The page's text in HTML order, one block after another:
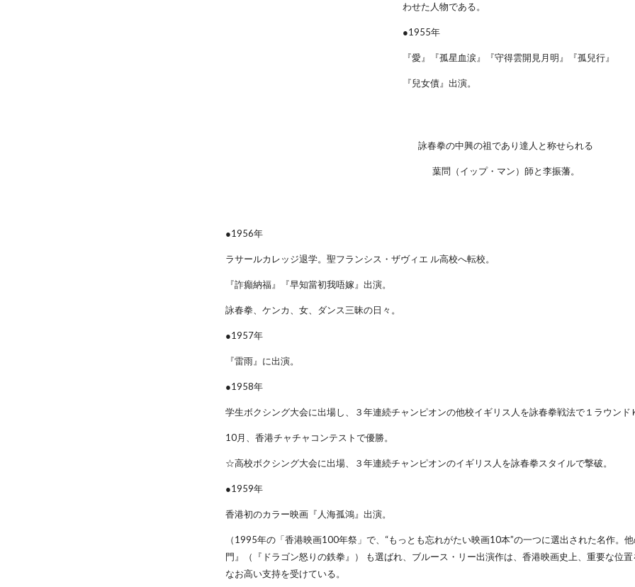
わせた人物である。
●1955年
『愛』『孤星血涙』『守得雲開見月明』『孤兒行』
『兒女債』出演。
詠春拳の中興の祖であり達人と称せられる
葉問（イップ・マン）師と李振藩。
●1956年
ラサールカレッジ退学。聖フランシス・ザヴィエ ル高校へ転校。
『詐癲納福』『早知當初我唔嫁』出演。
詠春拳、ケンカ、女、ダンス三昧の日々。
●1957年
『雷雨』に出演。
●1958年
学生ボクシング大会に出場し、３年連続チャンピオンの他校イギリス人を詠春拳戦法で１ラウンド
10月、香港チャチャコンテストで優勝。
☆高校ボクシング大会に出場、３年連続チャンピオンのイギリス人を詠春拳スタイルで撃破。
●1959年
香港初のカラー映画『人海孤鴻』出演。
（1995年の「香港映画100年祭」で、“もっとも忘れがたい映画10本”の一つに選出された名作。
門』（『ドラゴン怒りの鉄拳』） も選ばれ、ブルース・リー出演作は、香港映画史上、重要な位
なお高い支持を受けている。